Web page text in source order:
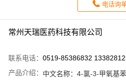
电话询
常州天瑞医药科技有限公司
联系电话： 0519-85386832
产品介绍： 中文名称： 4-氯-3-甲氧基